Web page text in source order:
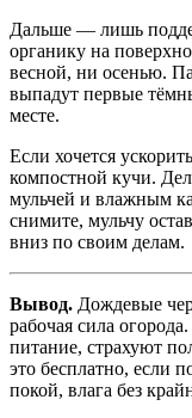
Дальше — лишь
органику на
весной, ни осенью.
выпадут первые
месте.
Если хочется
компостной кучи.
мульчей и влажным
снимите, мульчу
вниз по своим делам.
Вывод. Дождевые
рабочая сила
питание, страхуют
это бесплатно, если
покой, влага без